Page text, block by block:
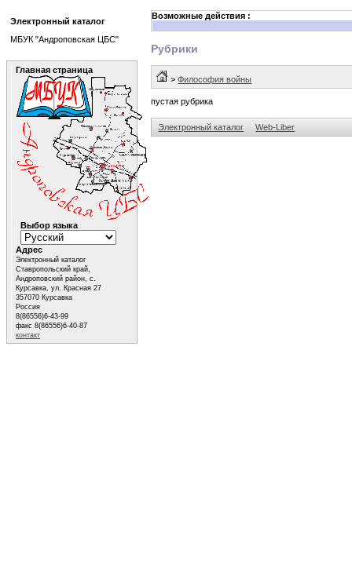
Возможные действия :
Рубрики
>Философия войны
пустая рубрика
Электронный каталог Web-Liber
Электронный каталог
МБУК "Андроповская ЦБС"
Главная страница
Выбор языка
Адрес
Электронный каталог
Ставропольский край,
Андроповский район, с.
Курсавка, ул. Красная 27
357070 Курсавка
Россия
8(86556)6-43-99
факс 8(86556)6-40-87
контакт